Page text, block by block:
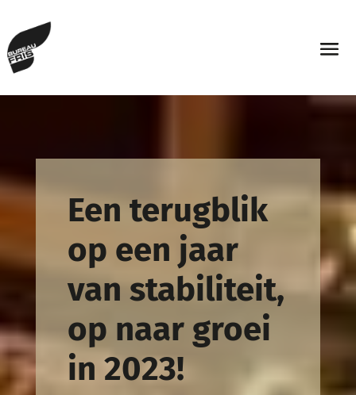
Een terugblik
op een jaar
van stabiliteit,
op naar groei
in 2023!